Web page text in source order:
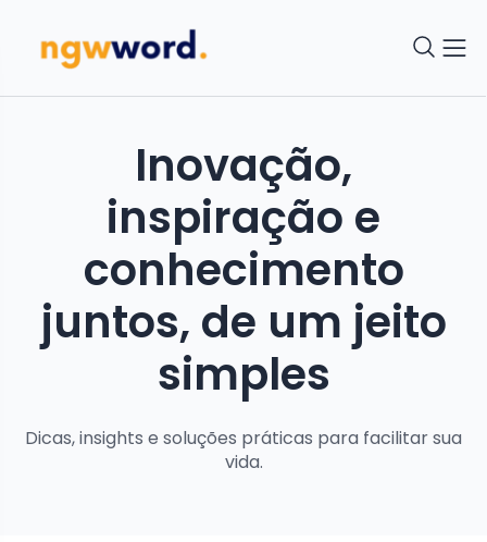
Inovação,
inspiração e
conhecimento
juntos, de um jeito
simples
Dicas, insights e soluções práticas para facilitar sua
vida.